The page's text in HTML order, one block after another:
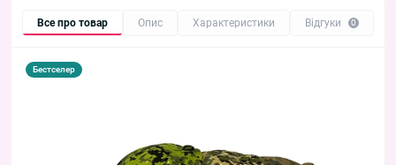
Все про товар Опис Характеристики Відгуки 0
Бестселер